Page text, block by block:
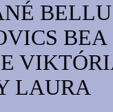
BEA
LAURA